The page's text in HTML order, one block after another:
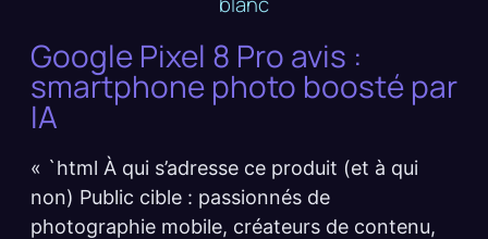
Google Pixel 8 Pro avis :
smartphone photo boosté par
IA
« `html À qui s’adresse ce produit (et à qui
non) Public cible : passionnés de
photographie mobile, créateurs de contenu,